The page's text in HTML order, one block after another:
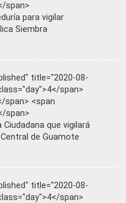
span>
para vigilar
Siembra
title="2020-08-
span>
span> <span
span>
que vigilará
de Guamote
title="2020-08-
span>